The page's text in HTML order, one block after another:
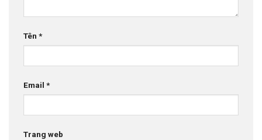
Tên *
Email *
Trang web